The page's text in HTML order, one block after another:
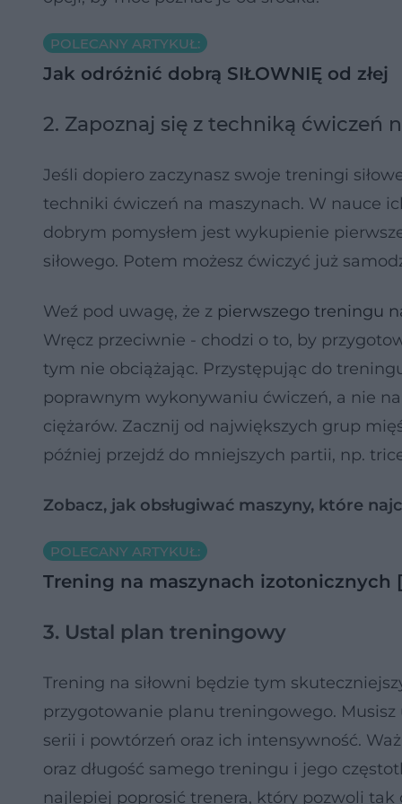
POLECANY ARTYKUŁ:
Jak odróżnić dobrą SIŁOWNIĘ od złej
2. Zapoznaj się z techniką ćwiczeń
Jeśli dopiero zaczynasz swoje treningi
techniki ćwiczeń na maszynach. W nauce
dobrym pomysłem jest wykupienie
siłowego. Potem możesz ćwiczyć już
Weź pod uwagę, że z pierwszego treningu
Wręcz przeciwnie - chodzi o to, by
tym nie obciążając. Przystępując do
poprawnym wykonywaniu ćwiczeń, a nie
ciężarów. Zacznij od największych grup
później przejdź do mniejszych partii, np.
Zobacz, jak obsługiwać maszyny, które
POLECANY ARTYKUŁ:
Trening na maszynach izotonicznych
3. Ustal plan treningowy
Trening na siłowni będzie tym
przygotowanie planu treningowego.
serii i powtórzeń oraz ich intensywność.
oraz długość samego treningu i jego
najlepiej poprosić trenera, który pozwoli